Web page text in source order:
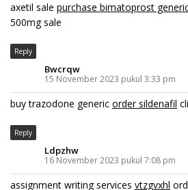
axetil sale purchase bimatoprost
500mg sale
Reply
Bwcrqw
15 November 2023 pukul 3:33 pm
buy trazodone generic order sildenafil
Reply
Ldpzhw
16 November 2023 pukul 7:08 pm
assignment writing services vtzgvxhl